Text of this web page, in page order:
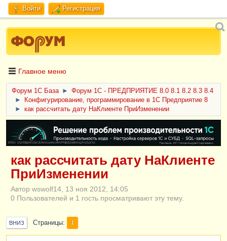
Войти Регистрация
Главное меню
Форум 1C База ►
Форум 1С - ПРЕДПРИЯТИЕ 8.0 8.1 8.2 8.3 8.4
►
Конфигурирование, программирование в 1С Предприятие 8
►
как рассчитать дату НаКлиенте ПриИзменении
ERID: CQH36pWzJqVJD4xVLsnhcU4hVPNjkBZe8KKxjJiYySyZAz
как рассчитать дату НаКлиенте
ПриИзменении
Автор wswolf14, 13 ноя 2012, 14:05
0 Пользователей и 1 гость просматривают эту тему.
ВНИЗ Страницы 1